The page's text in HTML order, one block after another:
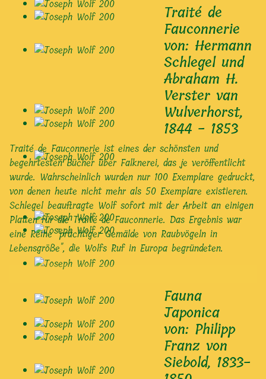
Traité de
Fauconnerie
von: Hermann
Schlegel und
Abraham H.
Verster van
Wulverhorst,
1844 - 1853
Traité de Fauconnerie ist eines der schönsten und
begehrtesten Bücher über Falknerei, das je veröffentlicht
wurde. Wahrscheinlich wurden nur 100 Exemplare gedruckt,
von denen heute nicht mehr als 50 Exemplare existieren.
Schlegel beauftragte Wolf sofort mit der Arbeit an einigen
Platten für die Traité de Fauconnerie. Das Ergebnis war
eine Reihe "prächtiger Gemälde von Raubvögeln in
Lebensgröße", die Wolfs Ruf in Europa begründeten.
Fauna
Japonica
von: Philipp
Franz von
Siebold, 1833-